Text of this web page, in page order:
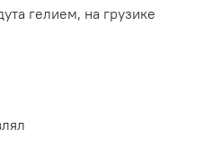
гелием, на грузике